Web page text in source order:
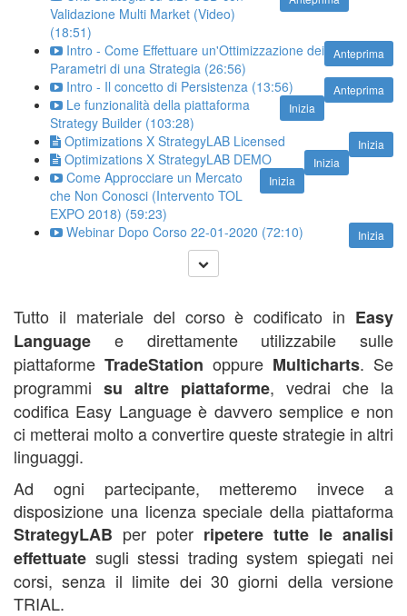
Validazione Multi Market (Video)
(18:51)
Anteprima
Intro - Come Effettuare un'Ottimizzazione dei
Parametri di una Strategia (26:56)
Anteprima
Intro - Il concetto di Persistenza (13:56)
Inizia
Le funzionalità della piattaforma
Strategy Builder (103:28)
Inizia
Optimizations X StrategyLAB Licensed
Inizia
Optimizations X StrategyLAB DEMO
Inizia
Come Approcciare un Mercato
che Non Conosci (Intervento TOL
EXPO 2018) (59:23)
Inizia
Webinar Dopo Corso 22-01-2020 (72:10)
Tutto il materiale del corso è codificato in Easy
Language e direttamente utilizzabile sulle
piattaforme TradeStation oppure Multicharts. Se
programmi su altre piattaforme, vedrai che la
codifica Easy Language è davvero semplice e non
ci metterai molto a convertire queste strategie in altri
linguaggi.
Ad ogni partecipante, metteremo invece a
disposizione una licenza speciale della piattaforma
StrategyLAB per poter ripetere tutte le analisi
effettuate sugli stessi trading system spiegati nei
corsi, senza il limite dei 30 giorni della versione
TRIAL.